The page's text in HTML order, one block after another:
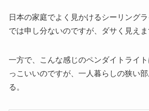
日本の家庭でよく見かけるシーリング
では申し分ないのですが、ダサく見えま
一方で、こんな感じのペンダイトライ
っこいいのですが、一人暮らしの狭い
る。